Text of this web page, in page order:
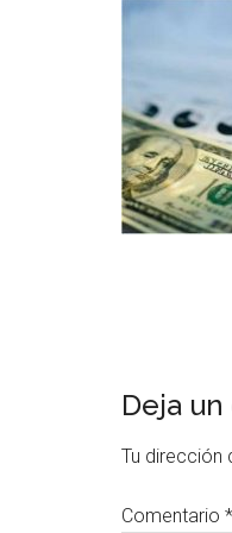
Deja
Tu dirección
Comentario *